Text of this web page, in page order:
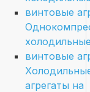
винтовые
холодильные
винтовые
агрегаты на